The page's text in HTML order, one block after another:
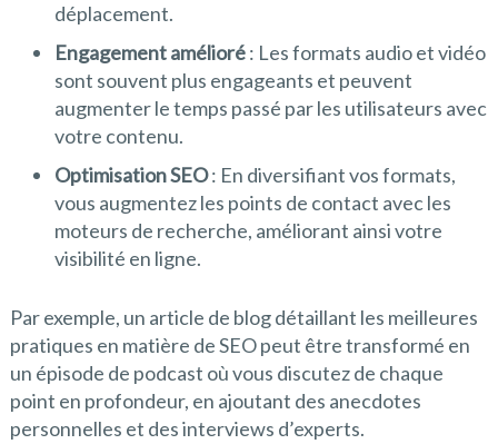
déplacement.
Engagement amélioré: Les formats audio et vidéo
sont souvent plus engageants et peuvent
augmenter le temps passé par les utilisateurs avec
votre contenu.
Optimisation SEO: En diversifiant vos formats,
vous augmentez les points de contact avec les
moteurs de recherche, améliorant ainsi votre
visibilité en ligne.
Par exemple, un article de blog détaillant les meilleures
pratiques en matière de SEO peut être transformé en
un épisode de podcast où vous discutez de chaque
point en profondeur, en ajoutant des anecdotes
personnelles et des interviews d’experts.